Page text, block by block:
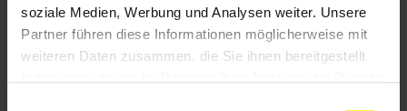
soziale Medien, Werbung und Analysen weiter. Unsere
Partner führen diese Informationen möglicherweise mit
weiteren Daten zusammen, die Sie ihnen bereitgestellt